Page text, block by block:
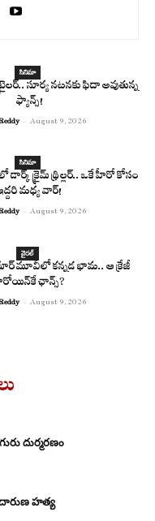
సినిమా
సూర్య నటనకు ఫిదా అవుతున్న
ఫ్యాన్స్!
- August 9, 2026
సినిమా
క్రైమ్ థ్రిల్లర్.. ఒకే హీరో కోసం
మధ్య వార్!
- August 9, 2026
వైరల్
మూవీలో కన్నడ భామ.. ఆ క్రేజీ
ఛాన్స్?
- August 9, 2026
దుర్మరణం
దారుణ హత్య